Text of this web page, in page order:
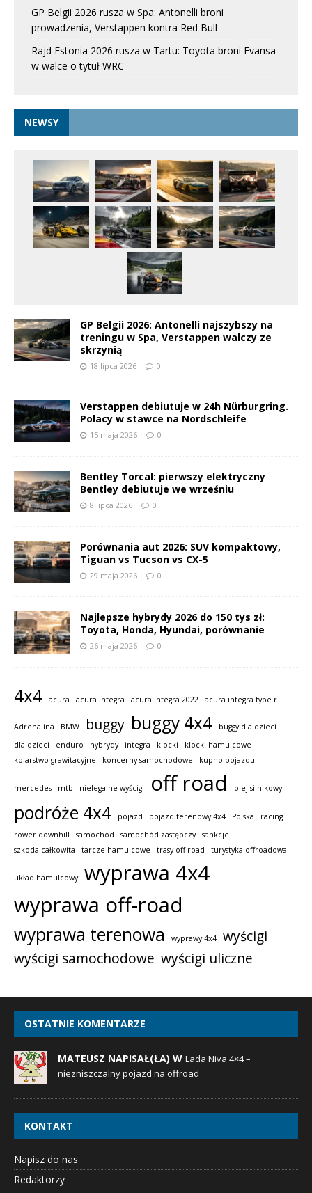
GP Belgii 2026 rusza w Spa: Antonelli broni
prowadzenia, Verstappen kontra Red Bull
Rajd Estonia 2026 rusza w Tartu: Toyota broni Evansa
w walce o tytuł WRC
NEWSY
GP Belgii 2026: Antonelli najszybszy na
treningu w Spa, Verstappen walczy ze
skrzynią
18 lipca 2026 0
Verstappen debiutuje w 24h Nürburgring.
Polacy w stawce na Nordschleife
15 maja 2026 0
Bentley Torcal: pierwszy elektryczny
Bentley debiutuje we wrześniu
8 lipca 2026 0
Porównania aut 2026: SUV kompaktowy,
Tiguan vs Tucson vs CX-5
29 maja 2026 0
Najlepsze hybrydy 2026 do 150 tys zł:
Toyota, Honda, Hyundai, porównanie
26 maja 2026 0
4x4 acura acura integra acura integra 2022 acura integra type r
Adrenalina BMW buggy buggy 4x4
buggy dla dzieci
dla dzieci
enduro hybrydy integra klocki
klocki hamulcowe
kolarstwo grawitacyjne
koncerny samochodowe kupno pojazdu
mercedes mtb nielegalne wyścigi off road olej silnikowy
podróże 4x4 pojazd pojazd terenowy 4x4 Polska
racing
rower downhill
samochód samochód zastępczy
sankcje
szkoda całkowita
tarcze hamulcowe trasy off-road turystyka offroadowa
układ hamulcowy
wyprawa 4x4
wyprawa off-road
wyprawa terenowa wyprawy 4x4
wyścigi
wyścigi samochodowe wyścigi uliczne
OSTATNIE KOMENTARZE
MATEUSZ NAPISAŁ(ŁA) W Lada Niva 4×4 –
niezniszczalny pojazd na offroad
KONTAKT
Napisz do nas
Redaktorzy